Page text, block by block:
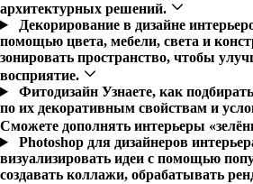
архитектурных решений.
Декорирование в дизайне
помощью цвета, мебели, света и
зонировать пространство, чтобы
восприятие.
Фитодизайн Узнаете, как
по их декоративным свойствам и
Сможете дополнять интерьеры
Photoshop для дизайнеров
визуализировать идеи с помощью
создавать коллажи, обрабатывать